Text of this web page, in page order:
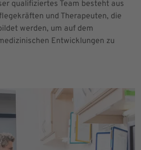
qualifiziertes Team besteht aus
und Therapeuten, die
werden, um auf dem
Entwicklungen zu